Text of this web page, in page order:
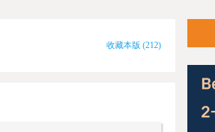
收藏本版 (212)